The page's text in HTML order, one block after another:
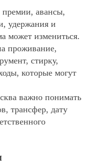
премии, авансы,
удержания и
может измениться.
проживание,
стирку,
которые могут
важно понимать
трансфер, дату